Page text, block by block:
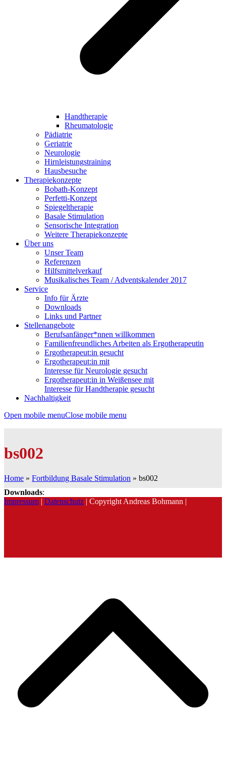
Handtherapie
Rheumatologie
Pädiatrie
Geriatrie
Neurologie
Hirnleistungstraining
Hausbesuche
Therapiekonzepte
Bobath-Konzept
Perfetti-Konzept
Spiegeltherapie
Basale Stimulation
Sensorische Integration
Weitere Therapiekonzepte
Über uns
Unser Team
Referenzen
Hilfsmittelverkauf
Musikalisches Team / Adventskalender 2017
Service
Info für Ärzte
Downloads
Links und Partner
Stellenangebote
Berufsanfänger*nnen willkommen
Familienfreundliches Arbeiten als Ergotherapeutin
Ergotherapeut:in gesucht
Ergotherapeut:in mit
Interesse für Neurologie gesucht
Ergotherapeut:in in Weißensee mit
Interesse für Handtherapie gesucht
Nachhaltigkeit
Open mobile menuClose mobile menu
bs002
Home » Fortbildung Basale Stimulation » bs002
Downloads:
Impressum | Datenschutz | Copyright Andreas Bohmann |